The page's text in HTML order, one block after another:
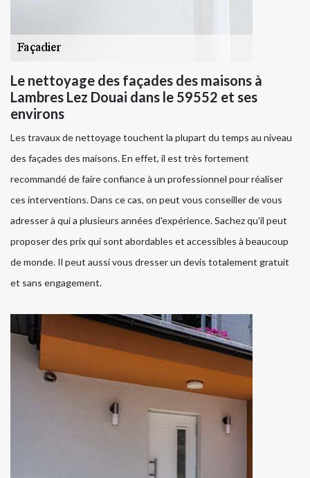
Le nettoyage des façades des maisons à
Lambres Lez Douai dans le 59552 et ses
environs
Les travaux de nettoyage touchent la plupart du temps au niveau
des façades des maisons. En effet, il est très fortement
recommandé de faire confiance à un professionnel pour réaliser
ces interventions. Dans ce cas, on peut vous conseiller de vous
adresser à qui a plusieurs années d'expérience. Sachez qu'il peut
proposer des prix qui sont abordables et accessibles à beaucoup
de monde. Il peut aussi vous dresser un devis totalement gratuit
et sans engagement.